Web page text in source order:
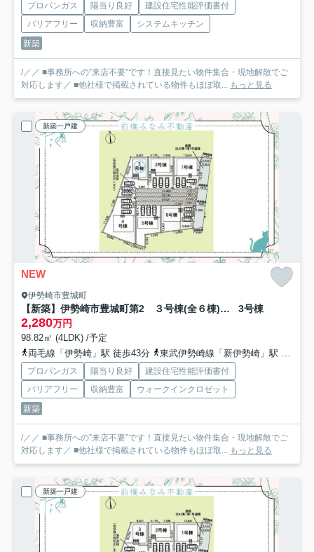
プロパンガス 陽当り良好
建設住宅性能評価書付
バリアフリー
収納豊富
システムキッチン
新築
/／／ ■事務所への”来店不要”です！直接見たい物件集合・現地解散でご
対応します／ ■他社様で掲載されている物件もほぼ取... もっと見る
新築一戸建
NEW
伊勢崎市豊城町
【新築】伊勢崎市豊城町第2 ３号棟(全６棟) クレイドルガーデン 新築建売分譲 3号棟
2,280万円
98.82㎡ (4LDK) /予定
両毛線「伊勢崎」駅 徒歩43分
東武伊勢崎線「新伊勢崎」駅 徒歩43分
プロパンガス 陽当り良好
建設住宅性能評価書付
バリアフリー
収納豊富
ウォークインクロゼット
新築
/／／ ■事務所への”来店不要”です！直接見たい物件集合・現地解散でご
対応します／ ■他社様で掲載されている物件もほぼ取... もっと見る
新築一戸建